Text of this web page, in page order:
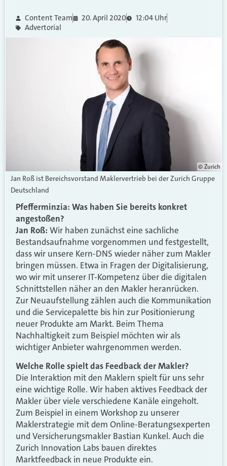
Content Team 20. April 2020
12:04 Uhr
Advertorial
© Zurich
Jan Roß ist Bereichsvorstand Maklervertrieb bei der Zurich Gruppe
Deutschland
Pfefferminzia: Was haben Sie bereits konkret
angestoßen?
Jan Roß: Wir haben zunächst eine sachliche
Bestandsaufnahme vorgenommen und festgestellt,
dass wir unsere Kern-DNS wieder näher zum Makler
bringen müssen. Etwa in Fragen der Digitalisierung,
wo wir mit unserer IT-Kompetenz über die digitalen
Schnittstellen näher an den Makler heranrücken.
Zur Neuaufstellung zählen auch die Kommunikation
und die Servicepalette bis hin zur Positionierung
neuer Produkte am Markt. Beim Thema
Nachhaltigkeit zum Beispiel möchten wir als
wichtiger Anbieter wahrgenommen werden.
Welche Rolle spielt das Feedback der Makler?
Die Interaktion mit den Maklern spielt für uns sehr
eine wichtige Rolle. Wir haben aktives Feedback der
Makler über viele verschiedene Kanäle eingeholt.
Zum Beispiel in einem Workshop zu unserer
Maklerstrategie mit dem Online-Beratungsexperten
und Versicherungsmakler Bastian Kunkel. Auch die
Zurich Innovation Labs bauen direktes
Marktfeedback in neue Produkte ein.